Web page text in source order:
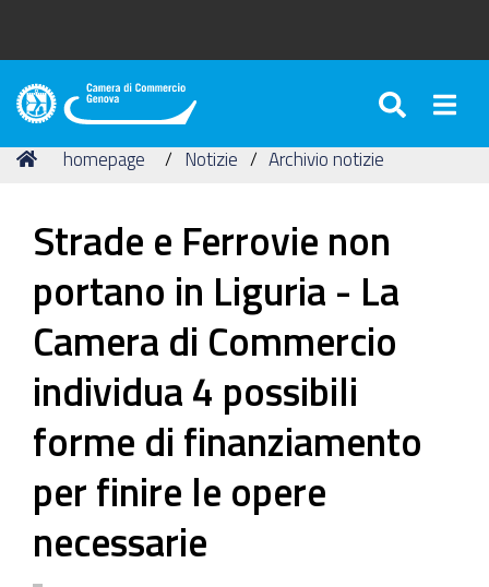
Camera
Commercio
Tu
Home
homepage Notizie Archivio notizie
Strade e Ferrovie non
portano in Liguria - La
Camera di Commercio
individua 4 possibili
forme di finanziamento
per finire le opere
necessarie